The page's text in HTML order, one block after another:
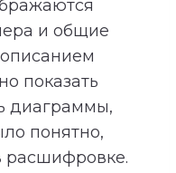
и общие
показать
диаграммы,
понятно,
расшифровке.